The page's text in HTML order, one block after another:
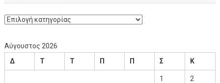
Αύγουστος 2026
Δ
Τ Τ Π Π Σ Κ
1 2